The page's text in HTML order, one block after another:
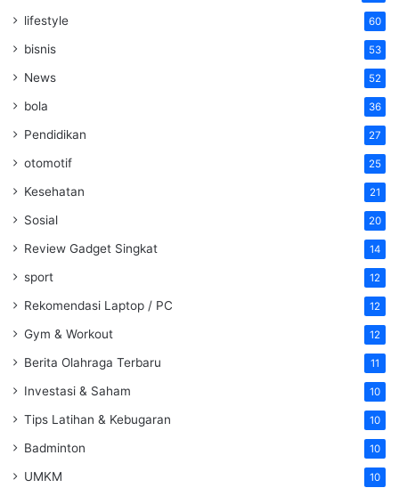
lifestyle 60
bisnis 53
News 52
bola 36
Pendidikan 27
otomotif 25
Kesehatan 21
Sosial 20
Review Gadget Singkat 14
sport 12
Rekomendasi Laptop / PC 12
Gym & Workout 12
Berita Olahraga Terbaru 11
Investasi & Saham 10
Tips Latihan & Kebugaran 10
Badminton 10
UMKM 10